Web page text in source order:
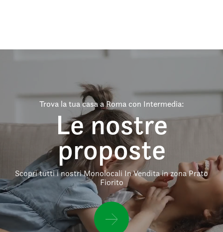
Trova la tua casa a Roma con Intermedia:
Le nostre
proposte
Scopri tutti i nostri Monolocali In Vendita in zona Prato
Fiorito